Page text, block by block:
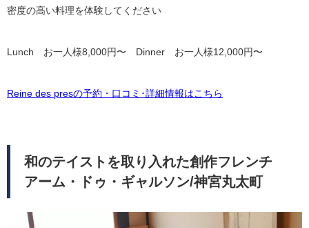
密度の高い料理を体験してください
Lunch お一人様8,000円〜 Dinner お一人様12,000円〜
Reine des presの予約・口コミ･詳細情報はこちら
和のテイストを取り入れた創作フレンチ
アーム・ドゥ・ギャルソン/神宮丸太町